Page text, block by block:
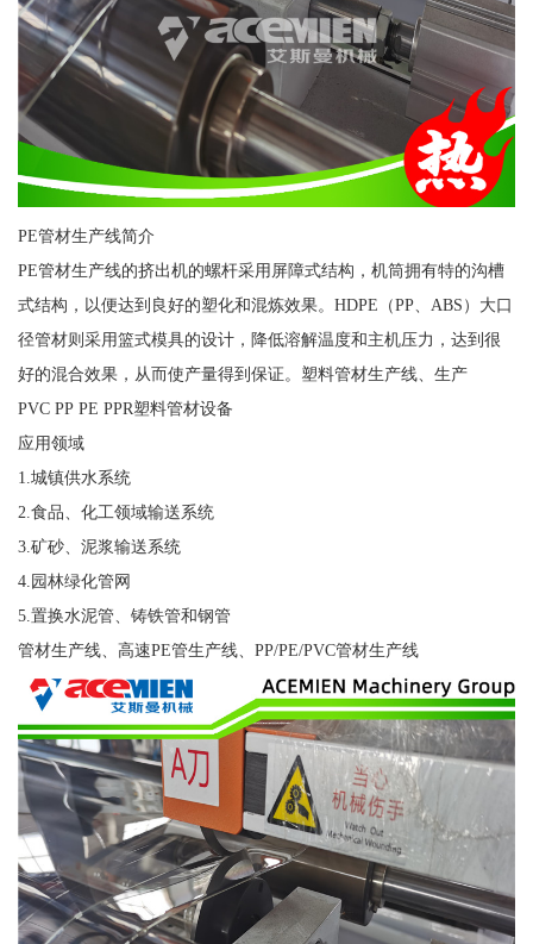
PE管材生产线简介
PE管材生产线的挤出机的螺杆采用屏障式结构，机筒拥有特的沟槽
式结构，以便达到良好的塑化和混炼效果。HDPE（PP、ABS）大口
径管材则采用篮式模具的设计，降低溶解温度和主机压力，达到很
好的混合效果，从而使产量得到保证。塑料管材生产线、生产
PVC PP PE PPR塑料管材设备
应用领域
1.城镇供水系统
2.食品、化工领域输送系统
3.矿砂、泥浆输送系统
4.园林绿化管网
5.置换水泥管、铸铁管和钢管
管材生产线、高速PE管生产线、PP/PE/PVC管材生产线